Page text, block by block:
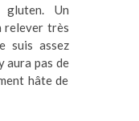
Un
relever très
suis assez
aura pas de
hâte de